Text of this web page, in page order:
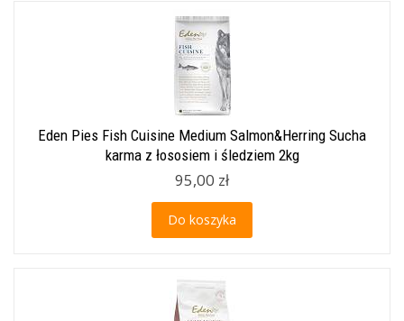
Eden Pies Fish Cuisine Medium Salmon&Herring Sucha
karma z łososiem i śledziem 2kg
95,00 zł
Do koszyka